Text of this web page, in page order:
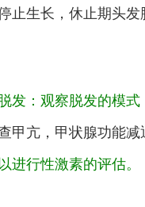
止生长，休止期头
发：观察脱发的模式
甲亢，甲状腺功能减
进行性激素的评估。